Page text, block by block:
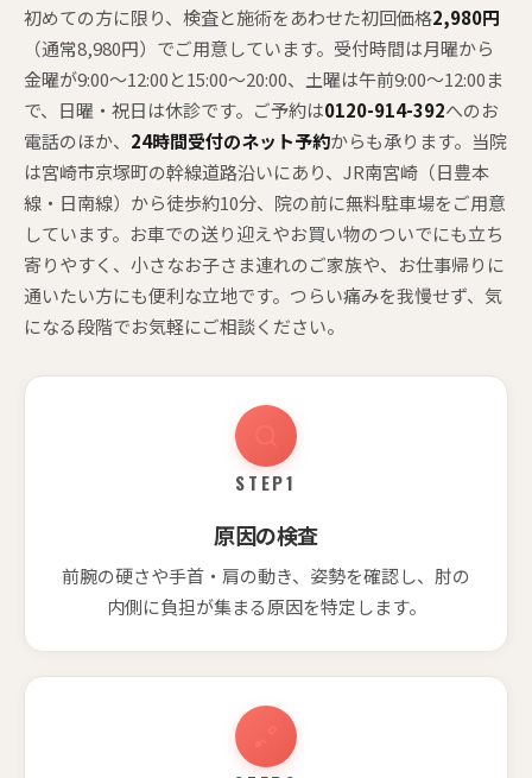
初めての方に限り、検査と施術をあわせた初回価格2,980円
（通常8,980円）でご用意しています。受付時間は月曜から
金曜が9:00〜12:00と15:00〜20:00、土曜は午前9:00〜12:00ま
で、日曜・祝日は休診です。ご予約は0120-914-392へのお
電話のほか、 24時間受付のネット予約からも承ります。当院
は宮崎市京塚町の幹線道路沿いにあり、JR南宮崎（日豊本
線・日南線）から徒歩約10分、院の前に無料駐車場をご用意
しています。お車での送り迎えやお買い物のついでにも立ち
寄りやすく、小さなお子さま連れのご家族や、お仕事帰りに
通いたい方にも便利な立地です。つらい痛みを我慢せず、気
になる段階でお気軽にご相談ください。
STEP1
原因の検査
前腕の硬さや手首・肩の動き、姿勢を確認し、肘の
内側に負担が集まる原因を特定します。